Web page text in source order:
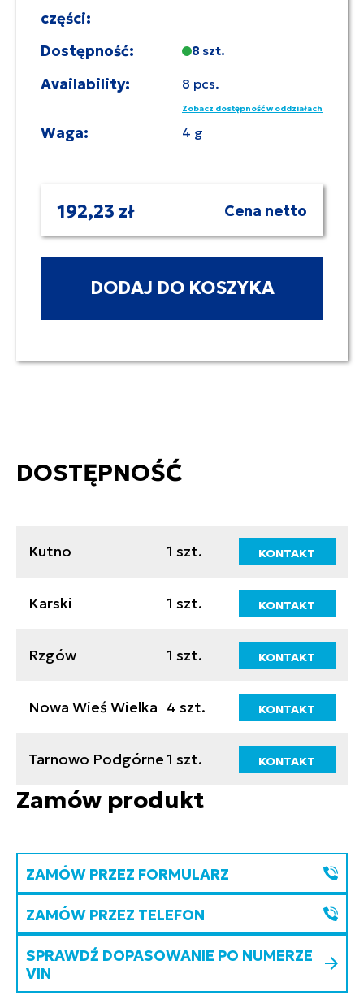
części:
Dostępność: 8 szt.
Availability: 8 pcs.
Zobacz dostępność w oddziałach
Waga: 4 g
192,23 zł Cena netto
DODAJ DO KOSZYKA
DOSTĘPNOŚĆ
Kutno 1 szt. KONTAKT
Karski 1 szt. KONTAKT
Rzgów 1 szt. KONTAKT
Nowa Wieś Wielka 4 szt. KONTAKT
Tarnowo Podgórne1 szt. KONTAKT
Zamów produkt
ZAMÓW PRZEZ FORMULARZ
ZAMÓW PRZEZ TELEFON
SPRAWDŹ DOPASOWANIE PO NUMERZE
VIN